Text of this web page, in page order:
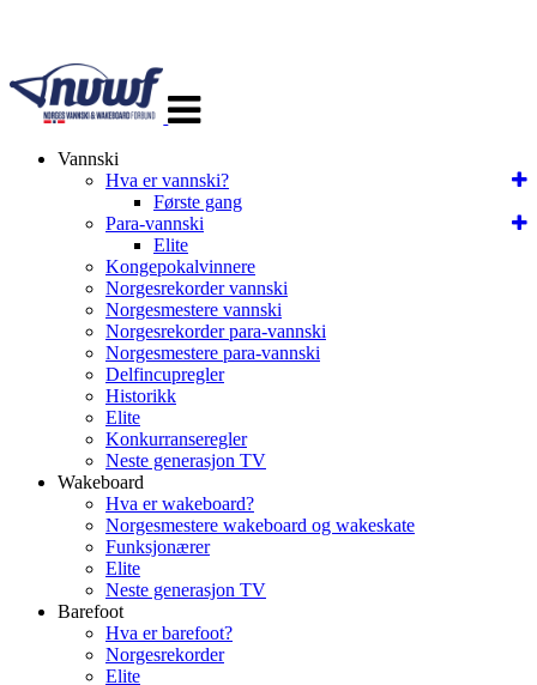
navigasjon
Vannski
Hva er vannski?
Første gang
Para-vannski
Elite
Kongepokalvinnere
Norgesrekorder vannski
Norgesmestere vannski
Norgesrekorder para-vannski
Norgesmestere para-vannski
Delfincupregler
Historikk
Elite
Konkurranseregler
Neste generasjon TV
Wakeboard
Hva er wakeboard?
Norgesmestere wakeboard og wakeskate
Funksjonærer
Elite
Neste generasjon TV
Barefoot
Hva er barefoot?
Norgesrekorder
Elite